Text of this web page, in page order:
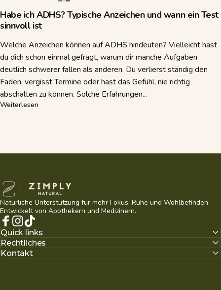
Habe ich ADHS? Typische Anzeichen und wann ein Test
sinnvoll ist
Welche Anzeichen können auf ADHS hindeuten? Vielleicht hast
du dich schon einmal gefragt, warum dir manche Aufgaben
deutlich schwerer fallen als anderen. Du verlierst ständig den
Faden, vergisst Termine oder hast das Gefühl, nie richtig
abschalten zu können. Solche Erfahrungen...
Weiterlesen
Zimply Natural
Natürliche Unterstützung für mehr Fokus, Ruhe und Wohlbefinden.
Entwickelt von Apothekern und Medizinern.
Facebook
Instagram
TikTok
Quick links
Rechtliches
Kontakt